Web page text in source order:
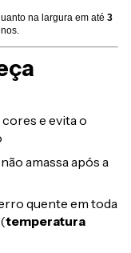
na largura em até 3
e evita o
amassa após a
quente em toda
temperatura